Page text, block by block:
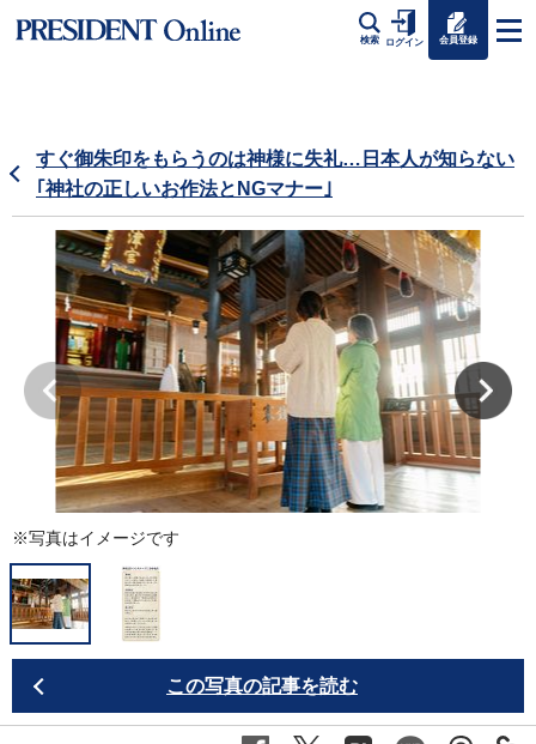
検索 ログイン 会員登録
すぐ御朱印をもらうのは神様に失礼…日本人が知らない
｢神社の正しいお作法とNGマナー｣
※写真はイメージです
この写真の記事を読む